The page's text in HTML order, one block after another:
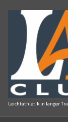
Inhalt
springen
Leichtathletik in langer